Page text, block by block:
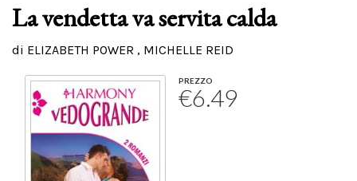
EBOOK
Calendario
La vendetta va servita calda
di ELIZABETH POWER , MICHELLE REID
PREZZO
€6.49